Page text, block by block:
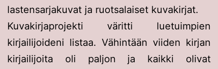
lastensarjakuvat ja ruotsalaiset kuvakirjat.
Kuvakirjaprojekti väritti luetuimpien
kirjailijoideni listaa. Vähintään viiden kirjan
kirjailijoita oli paljon ja kaikki olivat